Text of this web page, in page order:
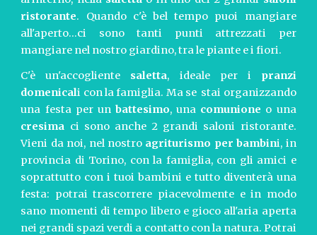
ristorante. Quando c'è bel tempo puoi mangiare
all'aperto...ci sono tanti punti attrezzati per
mangiare nel nostro giardino, tra le piante e i fiori.
C'è un'accogliente saletta, ideale per i pranzi
domenicali con la famiglia. Ma se stai organizzando
una festa per un battesimo, una comunione o una
cresima ci sono anche 2 grandi saloni ristorante.
Vieni da noi, nel nostro agriturismo per bambini, in
provincia di Torino, con la famiglia, con gli amici e
soprattutto con i tuoi bambini e tutto diventerà una
festa: potrai trascorrere piacevolmente e in modo
sano momenti di tempo libero e gioco all'aria aperta
nei grandi spazi verdi a contatto con la natura. Potrai